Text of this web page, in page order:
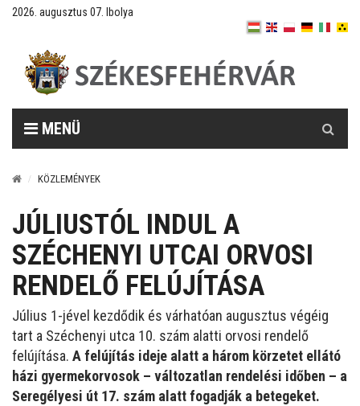
2026. augusztus 07. Ibolya
MENÜ
KÖZLEMÉNYEK
JÚLIUSTÓL INDUL A
SZÉCHENYI UTCAI ORVOSI
RENDELŐ FELÚJÍTÁSA
Július 1-jével kezdődik és várhatóan augusztus végéig
tart a Széchenyi utca 10. szám alatti orvosi rendelő
felújítása. A felújítás ideje alatt a három körzetet ellátó
házi gyermekorvosok – változatlan rendelési időben – a
Seregélyesi út 17. szám alatt fogadják a betegeket.